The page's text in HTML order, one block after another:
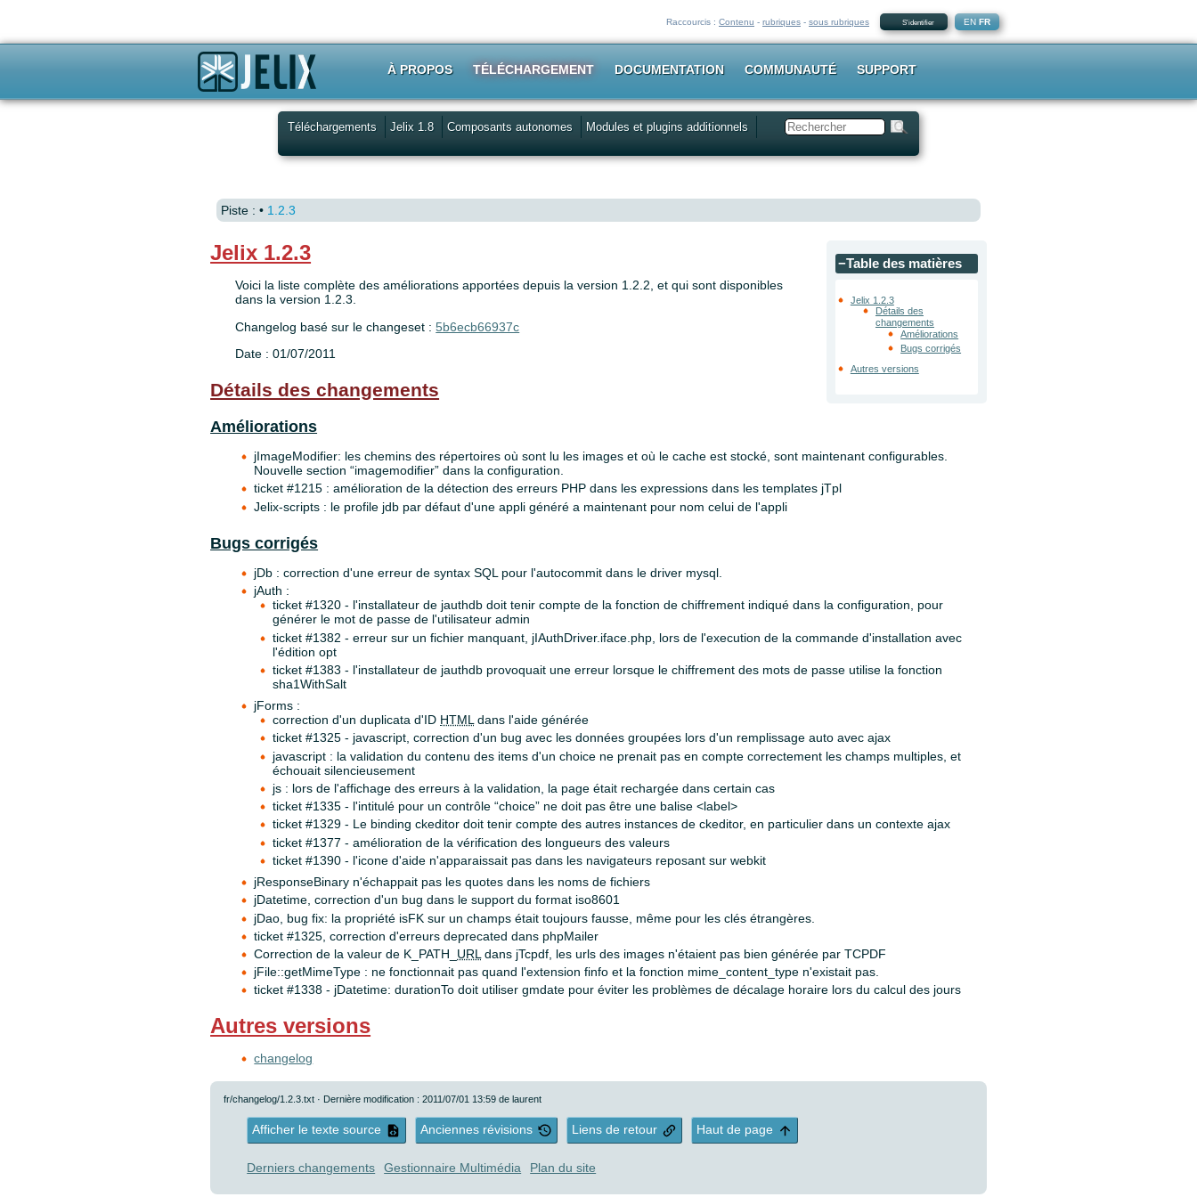
Raccourcis : Contenu - rubriques - sous rubriques S'identifier EN FR
À PROPOS TÉLÉCHARGEMENT DOCUMENTATION COMMUNAUTÉ SUPPORT
Téléchargements Jelix 1.8 Composants autonomes Modules et plugins additionnelsRechercher
Piste : • 1.2.3
−Table des matières
Jelix 1.2.3
Détails des
changements
Améliorations
Bugs corrigés
Autres versions
Jelix 1.2.3
Voici la liste complète des améliorations apportées depuis la version 1.2.2, et qui sont disponibles
dans la version 1.2.3.
Changelog basé sur le changeset :5b6ecb66937c
Date : 01/07/2011
Détails des changements
Améliorations
jImageModifier: les chemins des répertoires où sont lu les images et où le cache est stocké, sont maintenant configurables.
Nouvelle section “imagemodifier” dans la configuration.
ticket #1215 : amélioration de la détection des erreurs PHP dans les expressions dans les templates jTpl
Jelix-scripts : le profile jdb par défaut d'une appli généré a maintenant pour nom celui de l'appli
Bugs corrigés
jDb : correction d'une erreur de syntax SQL pour l'autocommit dans le driver mysql.
jAuth :
ticket #1320 - l'installateur de jauthdb doit tenir compte de la fonction de chiffrement indiqué dans la configuration, pour
générer le mot de passe de l'utilisateur admin
ticket #1382 - erreur sur un fichier manquant, jIAuthDriver.iface.php, lors de l'execution de la commande d'installation avec
l'édition opt
ticket #1383 - l'installateur de jauthdb provoquait une erreur lorsque le chiffrement des mots de passe utilise la fonction
sha1WithSalt
jForms :
correction d'un duplicata d'ID HTMLdans l'aide générée
ticket #1325 - javascript, correction d'un bug avec les données groupées lors d'un remplissage auto avec ajax
javascript : la validation du contenu des items d'un choice ne prenait pas en compte correctement les champs multiples, et
échouait silencieusement
js : lors de l'affichage des erreurs à la validation, la page était rechargée dans certain cas
ticket #1335 - l'intitulé pour un contrôle “choice” ne doit pas être une balise <label>
ticket #1329 - Le binding ckeditor doit tenir compte des autres instances de ckeditor, en particulier dans un contexte ajax
ticket #1377 - amélioration de la vérification des longueurs des valeurs
ticket #1390 - l'icone d'aide n'apparaissait pas dans les navigateurs reposant sur webkit
jResponseBinary n'échappait pas les quotes dans les noms de fichiers
jDatetime, correction d'un bug dans le support du format iso8601
jDao, bug fix: la propriété isFK sur un champs était toujours fausse, même pour les clés étrangères.
ticket #1325, correction d'erreurs deprecated dans phpMailer
Correction de la valeur de K_PATH_ URL dans jTcpdf, les urls des images n'étaient pas bien générée par TCPDF
jFile::getMimeType : ne fonctionnait pas quand l'extension finfo et la fonction mime_content_type n'existait pas.
ticket #1338 - jDatetime: durationTo doit utiliser gmdate pour éviter les problèmes de décalage horaire lors du calcul des jours
Autres versions
changelog
fr/changelog/1.2.3.txt · Dernière modification : 2011/07/01 13:59 de laurent
Afficher le texte source Anciennes révisions Liens de retour Haut de page
Derniers changements Gestionnaire Multimédia Plan du site